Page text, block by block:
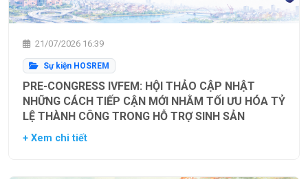
21/07/2026 16:39
Sự kiện HOSREM
PRE-CONGRESS IVFEM: HỘI THẢO CẬP NHẬT
NHỮNG CÁCH TIẾP CẬN MỚI NHẰM TỐI ƯU HÓA TỶ
LỆ THÀNH CÔNG TRONG HỖ TRỢ SINH SẢN
+ Xem chi tiết